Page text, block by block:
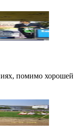
помимо